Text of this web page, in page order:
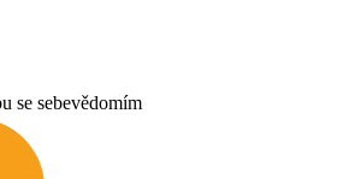
se sebevědomím